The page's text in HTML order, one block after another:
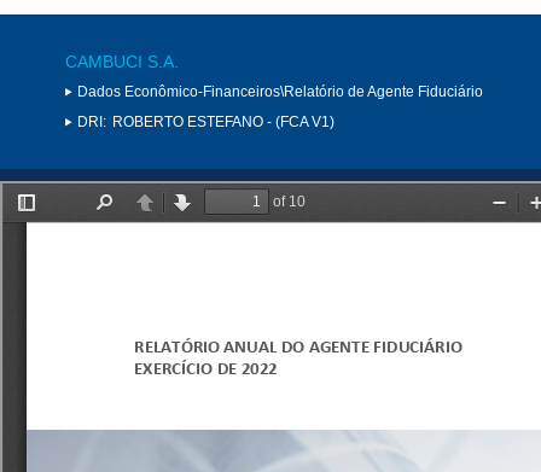
CAMBUCI S.A.
Dados Econômico-Financeiros\Relatório de Agente Fiduciário
DRI: ROBERTO ESTEFANO - (FCA V1)